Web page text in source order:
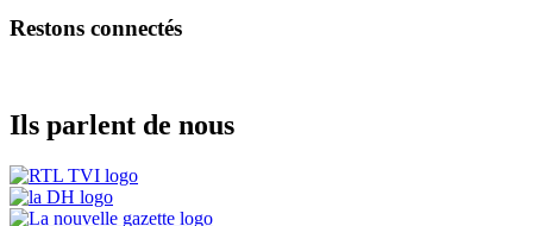
Restons connectés
Ils parlent de nous